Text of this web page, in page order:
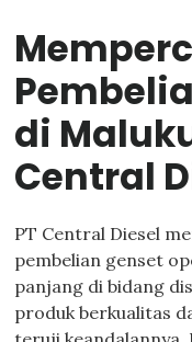
di
Central
PT Central Diesel
pembelian genset
panjang di bidang
produk berkualitas